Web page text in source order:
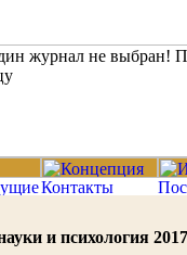
и психология